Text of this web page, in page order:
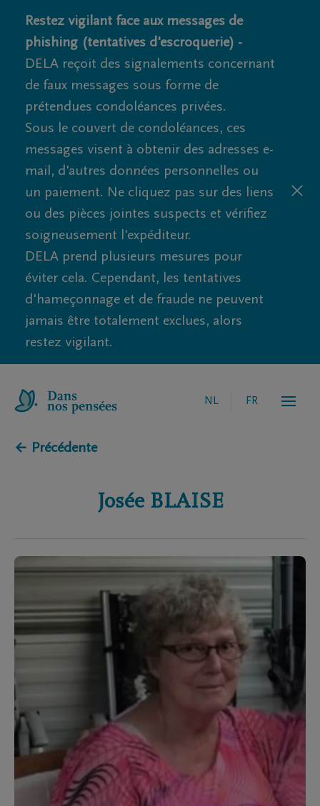
Restez vigilant face aux messages de
phishing (tentatives d'escroquerie) -
DELA reçoit des signalements concernant
de faux messages sous forme de
prétendues condoléances privées.
Sous le couvert de condoléances, ces
messages visent à obtenir des adresses e-
mail, d'autres données personnelles ou
un paiement. Ne cliquez pas sur des liens
ou des pièces jointes suspects et vérifiez
soigneusement l'expéditeur.
DELA prend plusieurs mesures pour
éviter cela. Cependant, les tentatives
d'hameçonnage et de fraude ne peuvent
jamais être totalement exclues, alors
restez vigilant.
NL FR
← Précédente
Josée BLAISE